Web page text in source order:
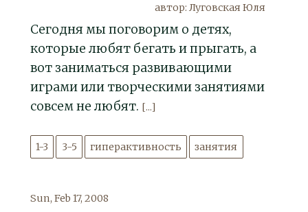
автор: Луговская Юля
Сегодня мы поговорим о детях,
которые любят бегать и прыгать, а
вот заниматься развивающими
играми или творческими занятиями
совсем не любят. [...]
1-3 3-5 гиперактивность занятия
Sun, Feb 17, 2008